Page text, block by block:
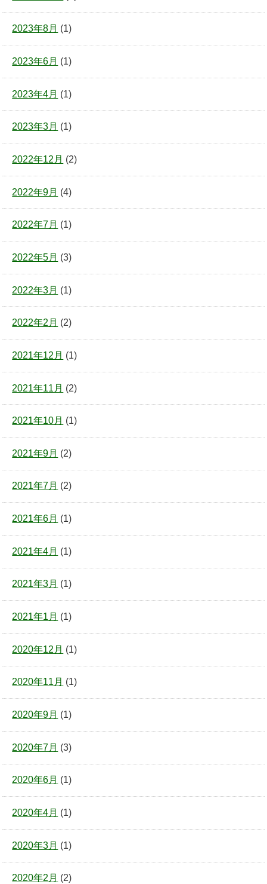
2023年8月 (1)
2023年6月 (1)
2023年4月 (1)
2023年3月 (1)
2022年12月 (2)
2022年9月 (4)
2022年7月 (1)
2022年5月 (3)
2022年3月 (1)
2022年2月 (2)
2021年12月 (1)
2021年11月 (2)
2021年10月 (1)
2021年9月 (2)
2021年7月 (2)
2021年6月 (1)
2021年4月 (1)
2021年3月 (1)
2021年1月 (1)
2020年12月 (1)
2020年11月 (1)
2020年9月 (1)
2020年7月 (3)
2020年6月 (1)
2020年4月 (1)
2020年3月 (1)
2020年2月 (2)